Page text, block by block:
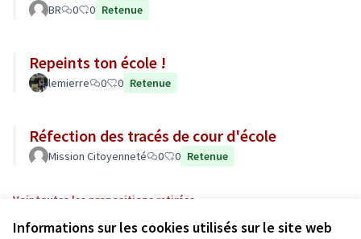
Informations sur les cookies utilisés sur le site web
BR 0 0 Retenue
Repeints ton école !
lemierre 0 0 Retenue
Réfection des tracés de cour d'école
Mission Citoyenneté 0 0 Retenue
Voir toutes les propositions retirées